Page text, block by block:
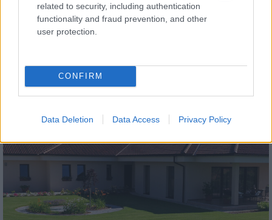
related to security, including authentication
functionality and fraud prevention, and other
user protection.
CONFIRM
Data Deletion Data Access Privacy Policy
tetőcserép